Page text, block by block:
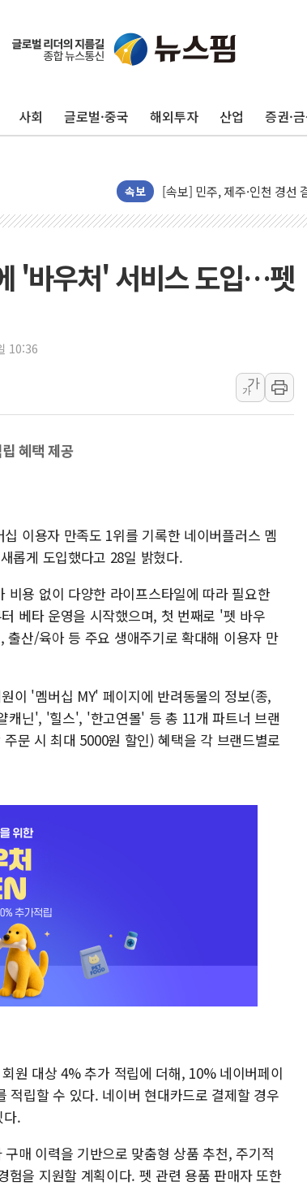
사회 글로벌·중국 해외투자 산업 증권·
속보
울진·영덕 '호우특보'-포항 '
[종합] 김민석, 정청래에
인천 합동연설회 나선 송영
김민석, 2주차 제주·인천
[속보] 민주, 제주·인천 경선
[속보] 민주, 제주 경선 결과
이번주 국내 주요 금융일정
美, 이란전 출구전략 만지작
李대통령 "결혼 때문에 손
여수 오동도 인근 해상서 모
'화합' 꺼낸 김민석에 '뻔뻔'
李대통령, ISA 개편 재검
'바우처' 서비스 도입…펫
10:36
가
가
혜택 제공
이용자 만족도 1위를 기록한 네이버플러스 멤
롭게 도입했다고 28일 밝혔다.
용 없이 다양한 라이프스타일에 따라 필요한
베타 운영을 시작했으며, 첫 번째로 '펫 바우
산/육아 등 주요 생애주기로 확대해 이용자 만
이 '멤버십 MY' 페이지에 반려동물의 정보(종,
캐닌', '힐스', '한고연몰' 등 총 11개 파트너 브랜
문 시 최대 5000원 할인) 혜택을 각 브랜드별로
원 대상 4% 추가 적립에 더해, 10% 네이버페이
적립할 수 있다. 네이버 현대카드로 결제할 경우
다.
매 이력을 기반으로 맞춤형 상품 추천, 주기적
험을 지원할 계획이다. 펫 관련 용품 판매자 또한